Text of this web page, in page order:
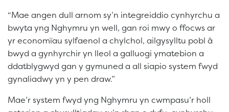
“Mae angen dull arnom sy’n integreiddio cynhyrchu a
bwyta yng Nghymru yn well, gan roi mwy o ffocws ar
yr economïau sylfaenol a chylchol, ailgysylltu pobl â
bwyd a gynhyrchir yn lleol a galluogi ymatebion a
ddatblygwyd gan y gymuned a all siapio system fwyd
gynaliadwy yn y pen draw.”
Mae’r system fwyd yng Nghymru yn cwmpasu’r holl